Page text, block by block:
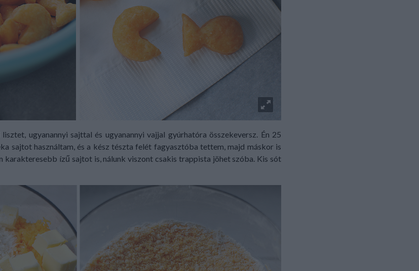
ugyanannyi sajttal és ugyanannyi vajjal gyúrhatóra összekeversz. Én 25
sajtot használtam, és a kész tészta felét fagyasztóba tettem, majd máskor is
karakteresebb ízű sajtot is, nálunk viszont csakis trappista jöhet szóba. Kis sót